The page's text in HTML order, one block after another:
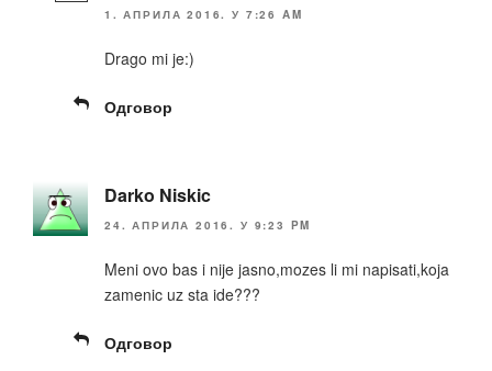
1. АПРИЛА 2016. У 7:26 AM
Drago mi je:)
Одговор
Darko Niskic
24. АПРИЛА 2016. У 9:23 PM
Meni ovo bas i nije jasno,mozes li mi napisati,koja
zamenic uz sta ide???
Одговор